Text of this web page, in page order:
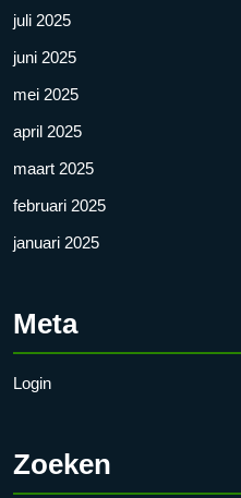
juli 2025
juni 2025
mei 2025
april 2025
maart 2025
februari 2025
januari 2025
Meta
Login
Zoeken